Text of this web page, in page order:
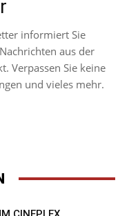
informiert Sie
aus der
Verpassen Sie keine
und vieles mehr.